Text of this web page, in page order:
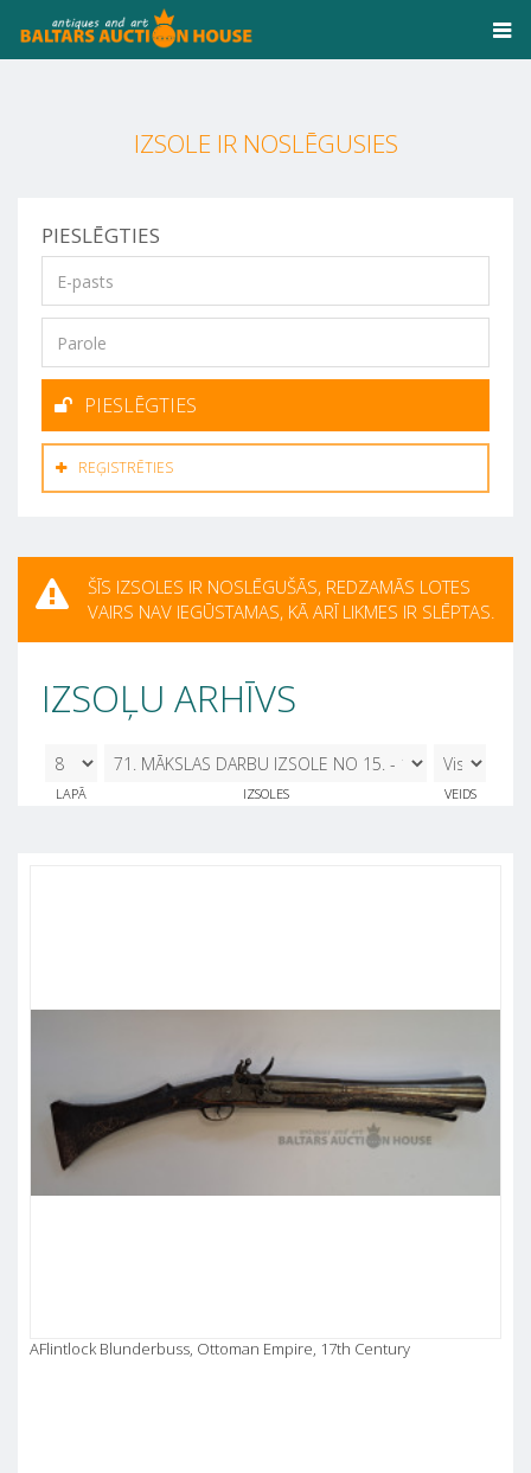
IZSOLE IR NOSLĒGUSIES
PIESLĒGTIES
PIESLĒGTIES
REĢISTRĒTIES
ŠĪS IZSOLES IR NOSLĒGUŠĀS, REDZAMĀS LOTES
VAIRS NAV IEGŪSTAMAS, KĀ ARĪ LIKMES IR SLĒPTAS.
IZSOĻU ARHĪVS
LAPĀ
71. MĀKSLAS DARBU IZSOLE NO 15. - 19.
MAIJAM 15.05.2026
IZSOLES VEIDS
AFlintlock Blunderbuss, Ottoman Empire, 17th Century